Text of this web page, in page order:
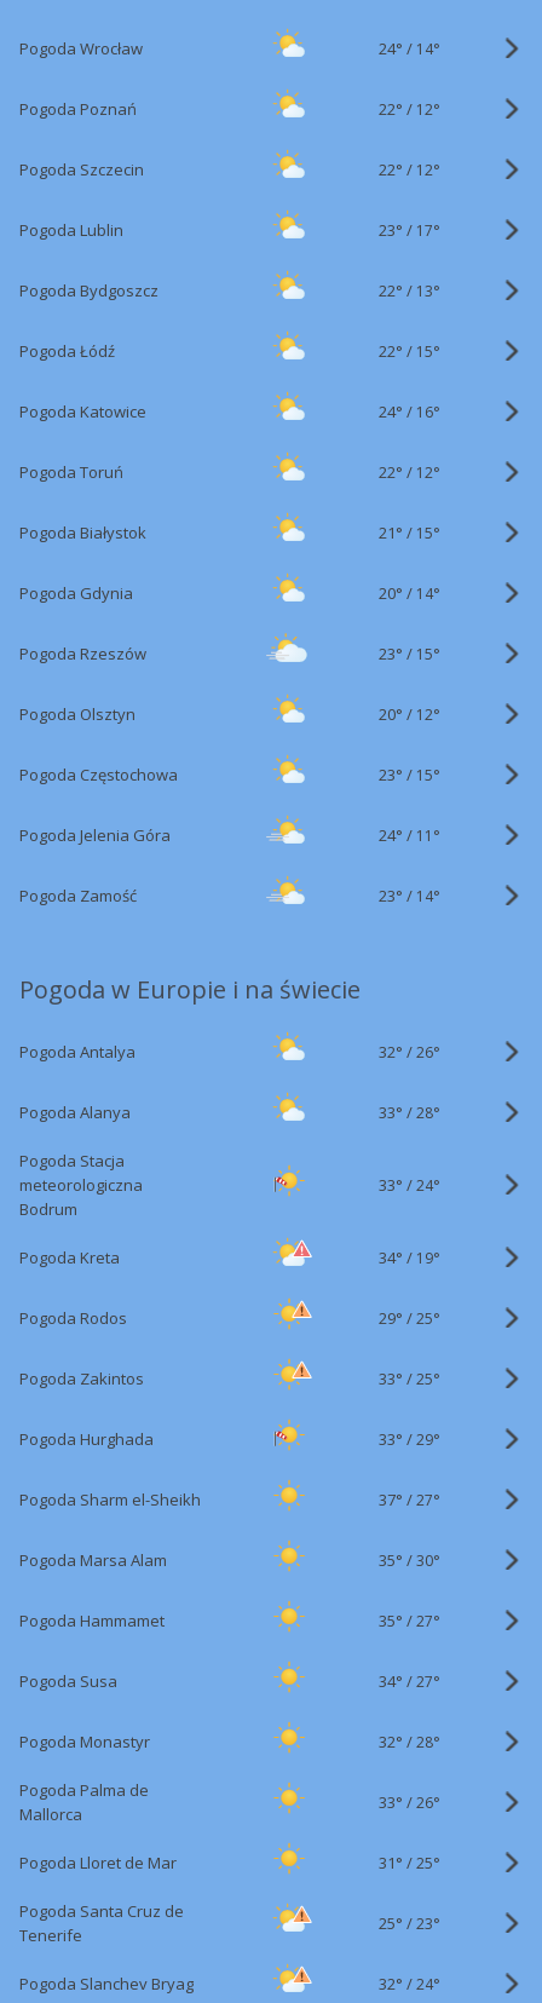
Pogoda Wrocław 24° / 14°
Pogoda Poznań 22° / 12°
Pogoda Szczecin 22° / 12°
Pogoda Lublin 23° / 17°
Pogoda Bydgoszcz 22° / 13°
Pogoda Łódź 22° / 15°
Pogoda Katowice 24° / 16°
Pogoda Toruń 22° / 12°
Pogoda Białystok 21° / 15°
Pogoda Gdynia 20° / 14°
Pogoda Rzeszów 23° / 15°
Pogoda Olsztyn 20° / 12°
Pogoda Częstochowa 23° / 15°
Pogoda Jelenia Góra 24° / 11°
Pogoda Zamość 23° / 14°
Pogoda w Europie i na świecie
Pogoda Antalya 32° /26°
Pogoda Alanya 33° /28°
Pogoda Stacja
meteorologiczna
Bodrum
33° /24°
Pogoda Kreta 34° / 19°
Pogoda Rodos 29° /25°
Pogoda Zakintos 33° /25°
Pogoda Hurghada 33° /29°
Pogoda Sharm el-Sheikh 37° /27°
Pogoda Marsa Alam 35° /30°
Pogoda Hammamet 35° /27°
Pogoda Susa 34° /27°
Pogoda Monastyr 32° /28°
Pogoda Palma de
Mallorca
33° /26°
Pogoda Lloret de Mar 31° /25°
Pogoda Santa Cruz de
Tenerife
25° /23°
Pogoda Slanchev Bryag 32° /24°